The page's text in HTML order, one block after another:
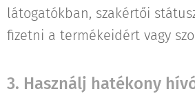
látogatókban, szakértői
fizetni a termékeidért vagy
3. Használj hatékony